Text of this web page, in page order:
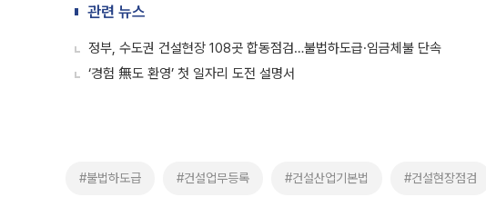
관련 뉴스
정부, 수도권 건설현장 108곳 합동점검…불법하도급·임금체불 단속
‘경험 無도 환영’ 첫 일자리 도전 설명서
#불법하도급 #건설업무등록 #건설산업기본법 #건설현장점검